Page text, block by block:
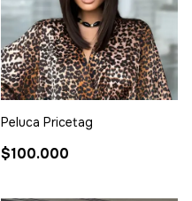
Peluca Pricetag
$100.000